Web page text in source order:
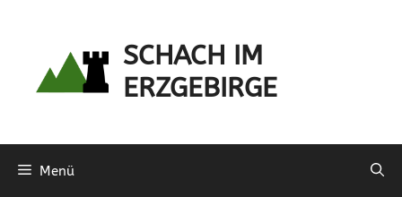
SCHACH IM
ERZGEBIRGE
Menü